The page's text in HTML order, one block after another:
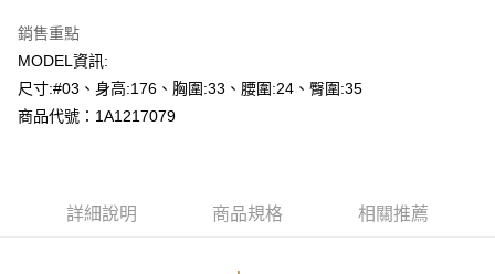
AFTEE先享後付
相關說明
AFTEE先享後付是「在收到商品之後才付款」的支付方式。 讓您購物簡單
３．安心：先確認商品／服務後，再付款。
每筆NT$60，滿NT$2,000(含以上)免運費
銷售重點
MODEL資訊:
尺寸:#03、身高:176、胸圍:33、腰圍:24、臀圍:35
商品代號：1A1217079
詳細說明 商品規格 相關推薦